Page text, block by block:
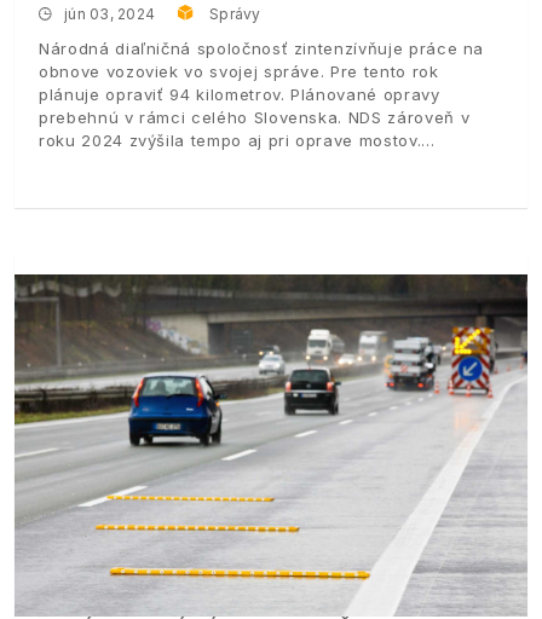
jún 03, 2024 Správy
Národná diaľničná spoločnosť zintenzívňuje práce na
obnove vozoviek vo svojej správe. Pre tento rok
plánuje opraviť 94 kilometrov. Plánované opravy
prebehnú v rámci celého Slovenska. NDS zároveň v
roku 2024 zvýšila tempo aj pri oprave mostov.